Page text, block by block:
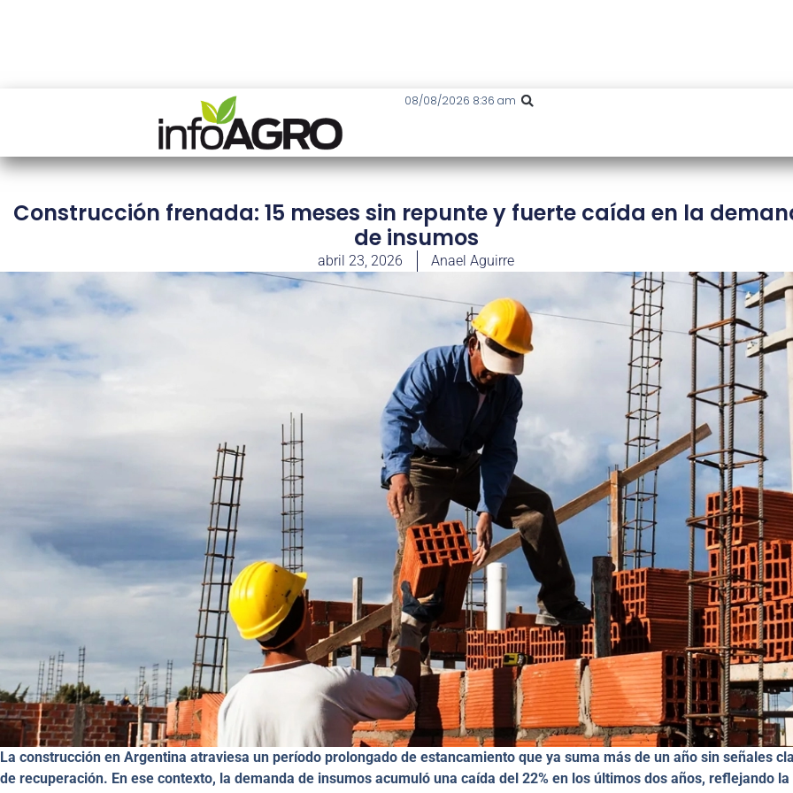
08/08/2026 8:36 am
Construcción frenada: 15 meses sin repunte y fuerte caída en la
de insumos
abril 23, 2026 Anael Aguirre
La construcción en Argentina atraviesa un período prolongado de estancamiento que ya suma más de un año sin señales
de recuperación. En ese contexto, la demanda de insumos acumuló una caída del 22% en los últimos dos años, reflejando la